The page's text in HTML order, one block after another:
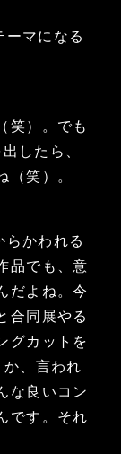
マになる
笑）。でも
したら、
（笑）。
かわれる
品でも、意
だよね。今
合同展やる
グカットを
、言われ
な良いコン
です。それ